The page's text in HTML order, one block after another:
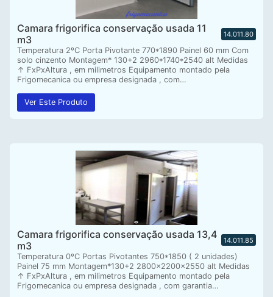
Camara frigorifica conservação usada 11
m3
14.011.80
Temperatura 2ºC Porta Pivotante 770*1890 Painel 60 mm Com
solo cinzento Montagem* 130+2 2960*1740*2540 alt Medidas
↑ FxPxAltura , em milimetros Equipamento montado pela
Frigomecanica ou empresa designada , com…
Ver Este Produto
Camara frigorifica conservação usada 13,4
m3
14.011.85
Temperatura 0ºC Portas Pivotantes 750*1850 ( 2 unidades)
Painel 75 mm Montagem*130+2 2800x2200x2550 alt Medidas
↑ FxPxAltura , em milimetros Equipamento montado pela
Frigomecanica ou empresa designada , com garantia…